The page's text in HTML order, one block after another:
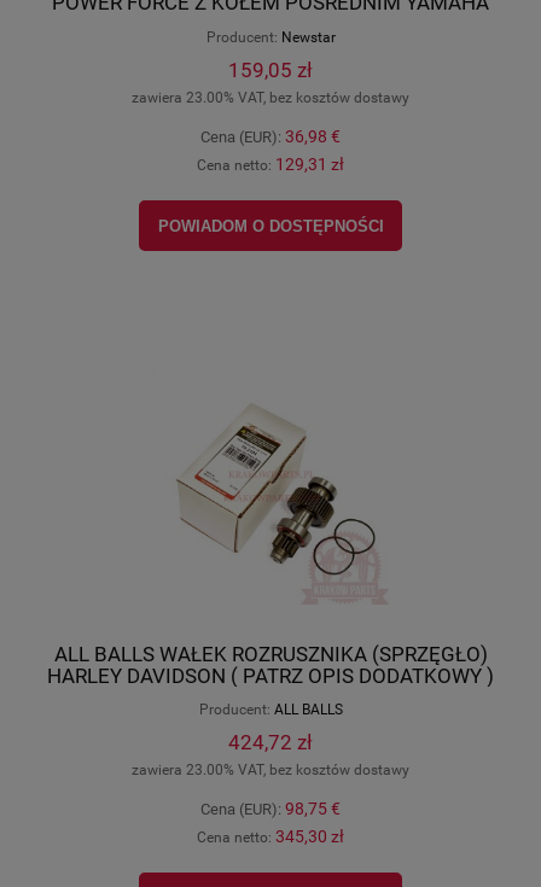
10 031 0070
Producent: Newstar
159,05 zł
zawiera 23.00% VAT, bez kosztów dostawy
Cena (EUR): 36,98 €
Cena netto: 129,31 zł
POWIADOM O DOSTĘPNOŚCI
ALL BALLS WAŁEK ROZRUSZNIKA (SPRZĘGŁO)
HARLEY DAVIDSON ( PATRZ OPIS DODATKOWY )
Producent: ALL BALLS
424,72 zł
zawiera 23.00% VAT, bez kosztów dostawy
Cena (EUR): 98,75 €
Cena netto: 345,30 zł